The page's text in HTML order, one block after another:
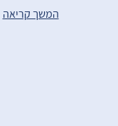
המשך קריאה